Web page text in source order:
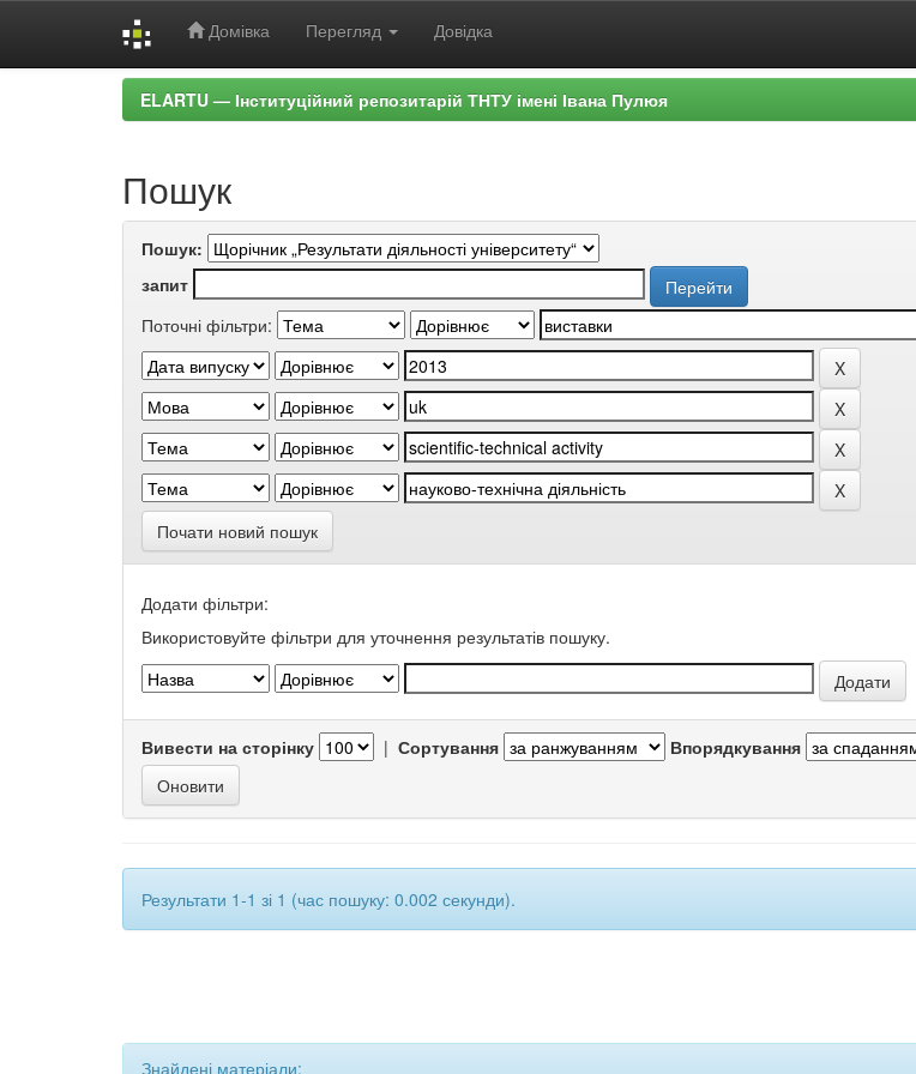
Домівка Перегляд Довідка
ELARTU — Інституційний репозитарій ТНТУ імені Івана Пулюя
Пошук
Пошук:
запит
Поточні фільтри:
Почати новий пошук
Додати фільтри:
Використовуйте фільтри для уточнення результатів пошуку.
Вивести на сторінку | Сортування Впорядкування
Результати 1-1 зі 1 (час пошуку: 0.002 секунди).
Знайдені матеріали: